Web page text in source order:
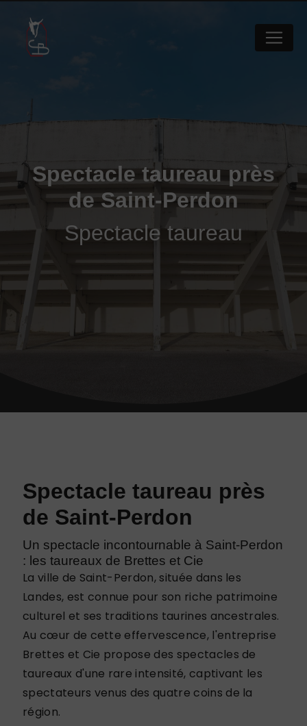
Spectacle taureau près
de Saint-Perdon
Spectacle taureau
Spectacle taureau près
de Saint-Perdon
Un spectacle incontournable à Saint-Perdon
: les taureaux de Brettes et Cie
La ville de Saint-Perdon, située dans les
Landes, est connue pour son riche patrimoine
culturel et ses traditions taurines ancestrales.
Au cœur de cette effervescence, l'entreprise
Brettes et Cie propose des spectacles de
taureaux d'une rare intensité, captivant les
spectateurs venus des quatre coins de la
région.